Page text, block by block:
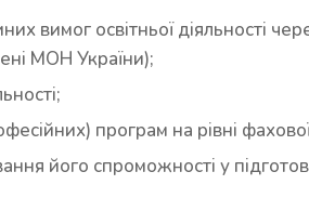
вимог освітньої діяльності
МОН України);
програм на рівні
його спроможності у